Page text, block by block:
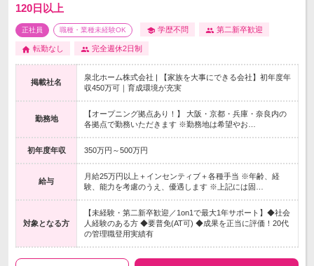
120日以上
正社員 職種・業種未経験OK 学歴不問 第二新卒歓迎
転勤なし 完全週休2日制
掲載社名
泉北ホーム株式会社 | 【家族を大事にできる会社】初年度年
収450万可｜育成環境が充実
勤務地
【オープニング拠点あり！】 大阪・京都・兵庫・奈良内の
各拠点で勤務いただきます ※勤務地は希望やお…
初年度年収 350万円～500万円
給与
月給25万円以上＋インセンティブ＋各種手当 ※年齢、経
験、能力を考慮のうえ、優遇します ※上記には固…
対象となる方
【未経験・第二新卒歓迎／1on1で最大1年サポート】◆社会
人経験のある方 ◆要普免(AT可) ◆成果を正当に評価！20代
の管理職登用実績有